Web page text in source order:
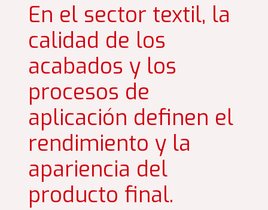
En el sector textil, la
calidad de los
acabados y los
procesos de
aplicación definen el
rendimiento y la
apariencia del
producto final.